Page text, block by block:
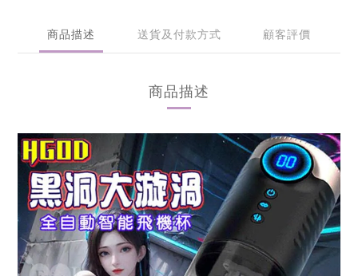
商品描述 送貨及付款方式 顧客評價
商品描述